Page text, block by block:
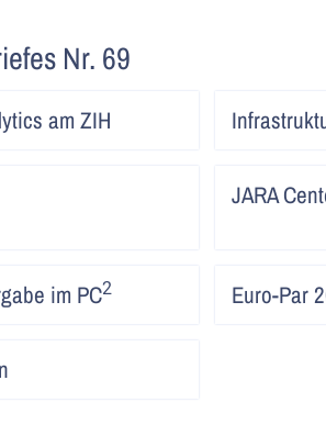
Nr. 69
am ZIH
JARA
im PC2 Euro-Par